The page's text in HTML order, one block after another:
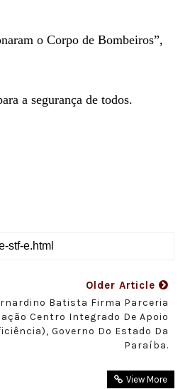
o Corpo de Bombeiros”,
a segurança de todos.
Older Article
Batista Firma Parceria
Centro Integrado De Apoio
Governo Do Estado Da
Paraíba.
View More